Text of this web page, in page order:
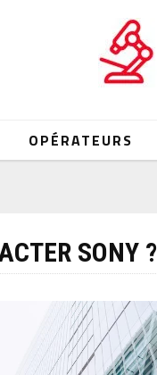
OPÉRATEURS
SONY ?